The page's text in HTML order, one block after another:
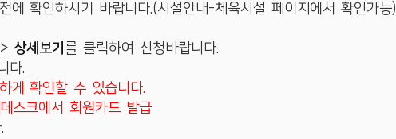
청담동
확인하시기 바랍니다.(시설안내-체육시설 페이지에서 확인가능)
상세보기를 클릭하여 신청바랍니다.
다.
게 확인할 수 있습니다.
스크에서 회원카드 발급